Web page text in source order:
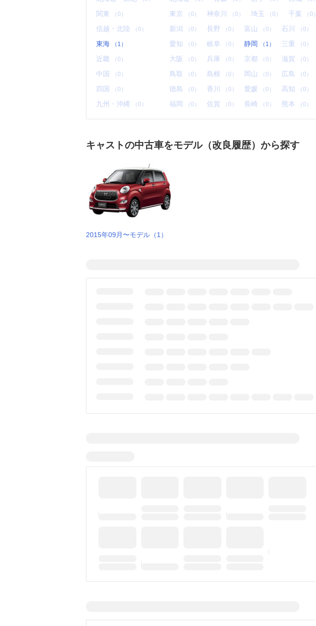
関東 （0） 東京 （0） 神奈川 （0） 埼玉 （0） 千葉 （0）
信越・北陸 （0） 新潟 （0） 長野 （0） 富山 （0） 石川 （0）
東海 （1） 愛知 （0） 岐阜 （0） 静岡 （1） 三重 （0）
近畿 （0） 大阪 （0） 兵庫 （0） 京都 （0） 滋賀 （0）
中国 （0） 鳥取 （0） 島根 （0） 岡山 （0） 広島 （0）
四国 （0） 徳島 （0） 香川 （0） 愛媛 （0） 高知 （0）
九州・沖縄 （0） 福岡 （0） 佐賀 （0） 長崎 （0） 熊本 （0）
キャストの中古車をモデル（改良履歴）から探す
2015年09月〜モデル（1）